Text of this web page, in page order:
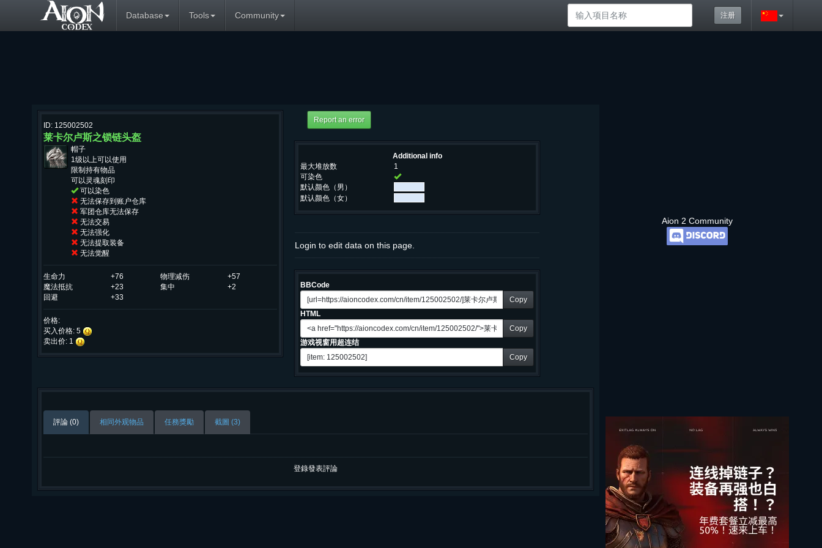
Database Tools Community 注册
Aion 2 Community
ID: 125002502
莱卡尔卢斯之锁链头盔
帽子
1级以上可以使用
限制持有物品
可以灵魂刻印
可以染色
无法保存到账户仓库
军团仓库无法保存
无法交易
无法强化
无法提取装备
无法觉醒
生命力 +76 物理减伤
+57
魔法抵抗
+23 集中
+2
回避
+33
价格:
买入价格: 5
卖出价: 1
Additional info
最大堆放数
1
可染色
默认颜色（男）
默认颜色（女）
Login to edit data on this page.
BBCode
Copy
HTML
Copy
游戏视窗用超连结
Copy
評論 (0) 相同外观物品 任務獎勵 截圖 (3)
登錄發表評論